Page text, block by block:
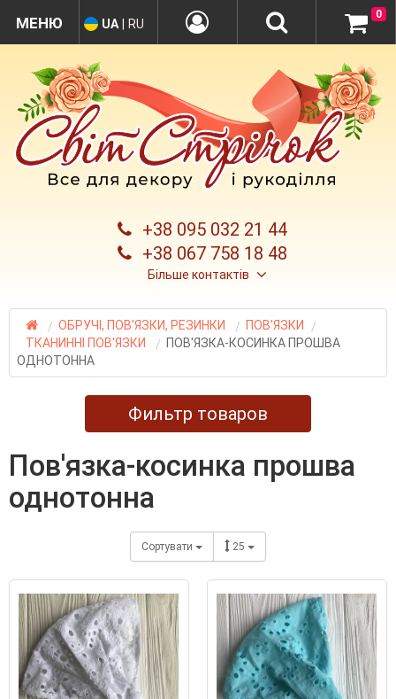
+38 095 032 21 44
+38 067 758 18 48
Більше контактів
UA RU
0
ОБРУЧІ, ПОВ'ЯЗКИ, РЕЗИНКИ
ПОВ'ЯЗКИ
ТКАНИННІ ПОВ'ЯЗКИ
ПОВ'ЯЗКА-КОСИНКА ПРОШВА
ОДНОТОННА
Фильтр товаров
пов'язка-косинка прошва
однотонна
Сортувати 25